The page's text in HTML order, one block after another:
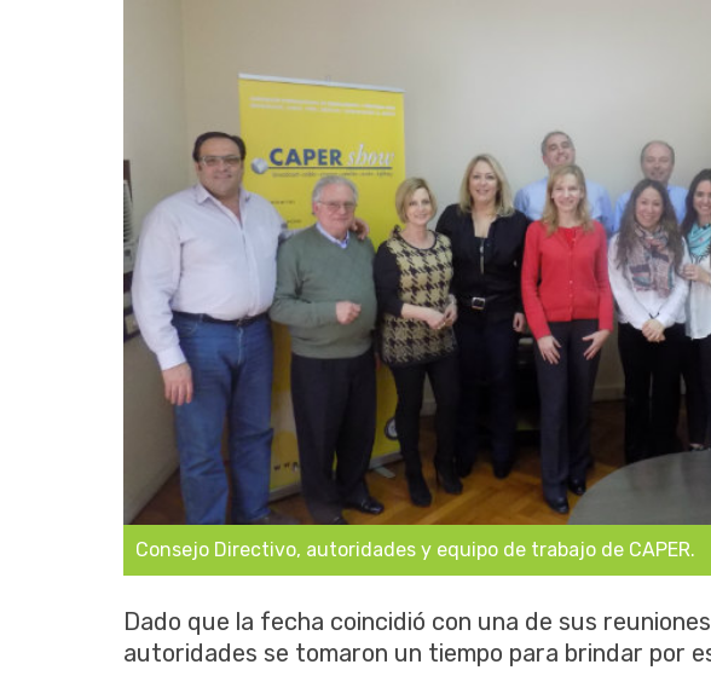
Consejo Directivo, autoridades y equipo de trabajo de CAPER.
Dado que la fecha coincidió con una de sus
autoridades se tomaron un tiempo para brindar por